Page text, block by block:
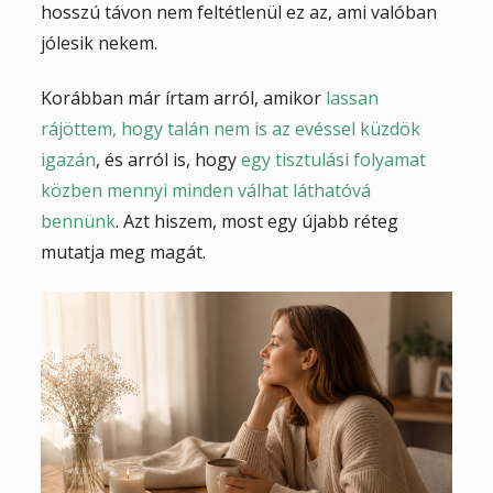
hosszú távon nem feltétlenül ez az, ami valóban
jólesik nekem.
Korábban már írtam arról, amikor lassan
rájöttem, hogy talán nem is az evéssel küzdök
igazán, és arról is, hogyegy tisztulási folyamat
közben mennyi minden válhat láthatóvá
bennünk. Azt hiszem, most egy újabb réteg
mutatja meg magát.